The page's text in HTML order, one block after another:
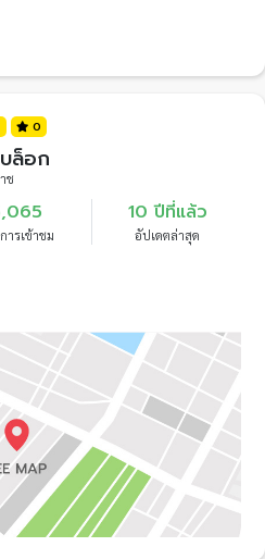
0
ล็อก
ช
ารเข้าชม
10 ปีที่แล้ว
อัปเดตล่าสุด